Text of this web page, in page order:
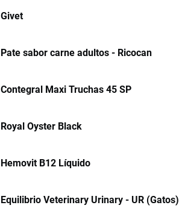
Givet
Pate sabor carne adultos - Ricocan
Contegral Maxi Truchas 45 SP
Royal Oyster Black
Hemovit B12 Líquido
Equilibrio Veterinary Urinary - UR (Gatos)